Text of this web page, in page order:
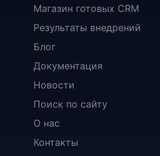
Магазин готовых CRM
Результаты внедрений
Блог
Документация
Новости
Поиск по сайту
О нас
Контакты